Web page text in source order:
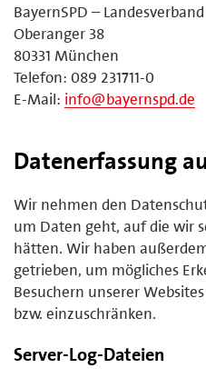
BayernSPD – Landesverband
Oberanger 38
80331 München
Telefon: 089 231711-0
E-Mail: info@bayernspd.de
Datenerfassung
Wir nehmen den
um Daten geht, auf die wir
hätten. Wir haben
getrieben, um mögliches
Besuchern unserer
bzw. einzuschränken.
Server-Log-Dateien